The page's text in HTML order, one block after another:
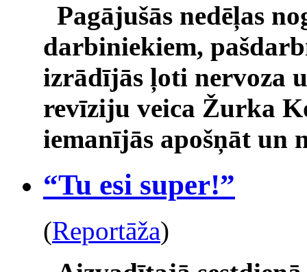
Pagājušās nedēļas
darbiniekiem,
izrādījās ļoti nervoza
revīziju veica Žurka
iemanījās apošņāt un
“Tu esi super!”
(Reportāža)